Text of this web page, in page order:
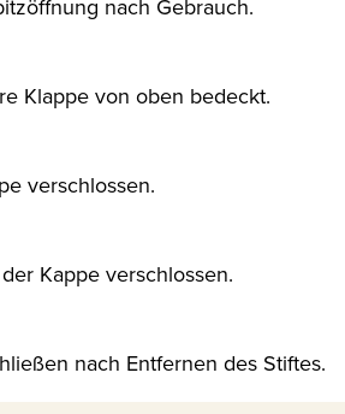
nach Gebrauch.
Klappe von oben bedeckt.
verschlossen.
Kappe verschlossen.
nach Entfernen des Stiftes.